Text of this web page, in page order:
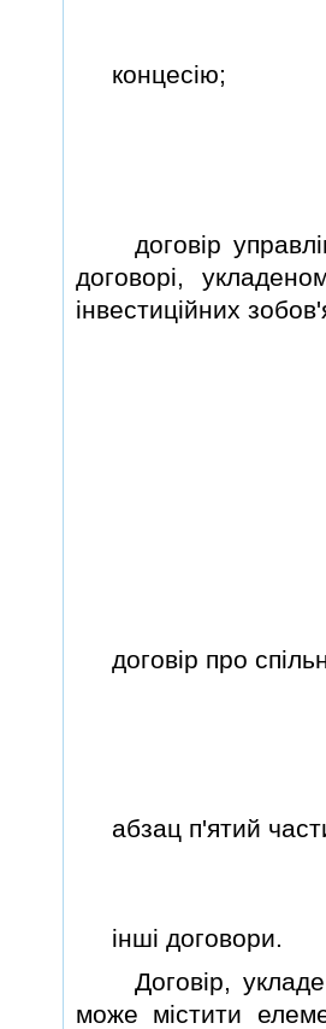
концесiю;
договiр
договорi,
iнвестицiйних
договiр про
абзац п'ятий
iншi договори.
Договiр,
може мiстити